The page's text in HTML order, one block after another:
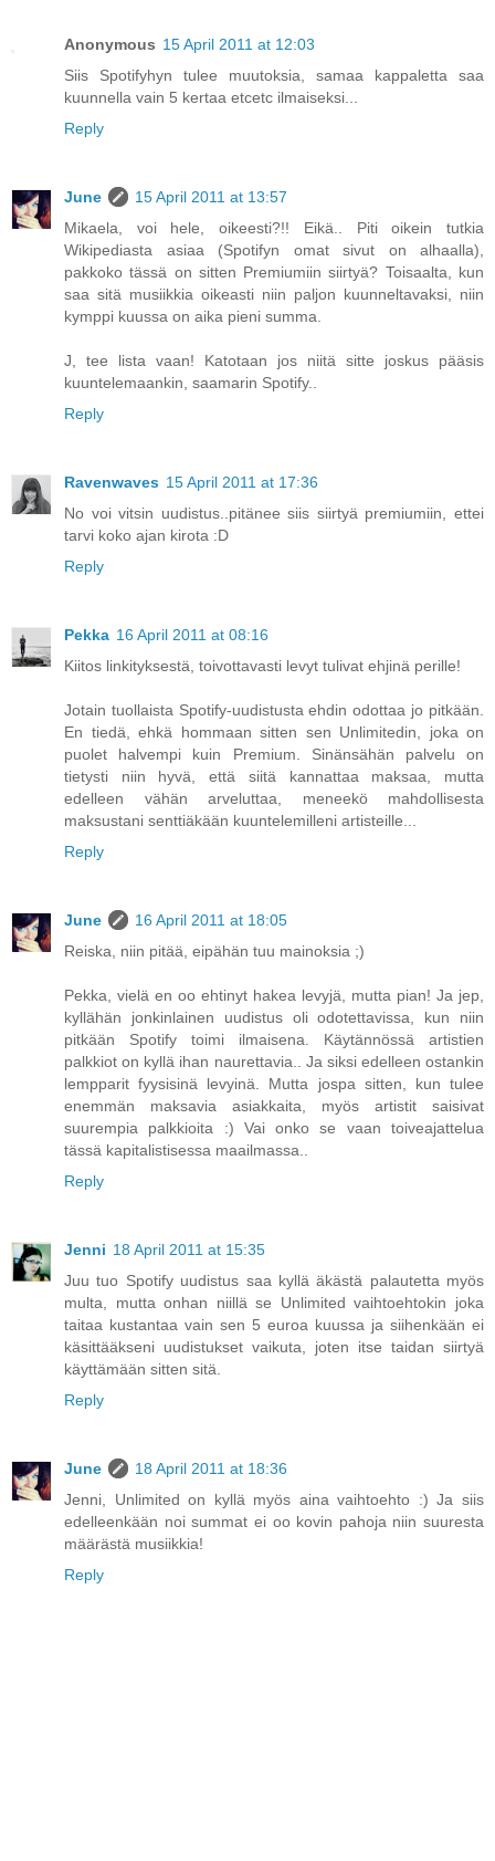
Anonymous 15 April 2011 at 12:03
Siis Spotifyhyn tulee muutoksia, samaa kappaletta saa
kuunnella vain 5 kertaa etcetc ilmaiseksi...
Reply
June
15 April 2011 at 13:57
Mikaela, voi hele, oikeesti?!! Eikä.. Piti oikein tutkia
Wikipediasta asiaa (Spotifyn omat sivut on alhaalla),
pakkoko tässä on sitten Premiumiin siirtyä? Toisaalta, kun
saa sitä musiikkia oikeasti niin paljon kuunneltavaksi, niin
kymppi kuussa on aika pieni summa.
J, tee lista vaan! Katotaan jos niitä sitte joskus pääsis
kuuntelemaankin, saamarin Spotify..
Reply
Ravenwaves 15 April 2011 at 17:36
No voi vitsin uudistus..pitänee siis siirtyä premiumiin, ettei
tarvi koko ajan kirota :D
Reply
Pekka 16 April 2011 at 08:16
Kiitos linkityksestä, toivottavasti levyt tulivat ehjinä perille!
Jotain tuollaista Spotify-uudistusta ehdin odottaa jo pitkään.
En tiedä, ehkä hommaan sitten sen Unlimitedin, joka on
puolet halvempi kuin Premium. Sinänsähän palvelu on
tietysti niin hyvä, että siitä kannattaa maksaa, mutta
edelleen vähän arveluttaa, meneekö mahdollisesta
maksustani senttiäkään kuuntelemilleni artisteille...
Reply
June
16 April 2011 at 18:05
Reiska, niin pitää, eipähän tuu mainoksia ;)
Pekka, vielä en oo ehtinyt hakea levyjä, mutta pian! Ja jep,
kyllähän jonkinlainen uudistus oli odotettavissa, kun niin
pitkään Spotify toimi ilmaisena. Käytännössä artistien
palkkiot on kyllä ihan naurettavia.. Ja siksi edelleen ostankin
lempparit fyysisinä levyinä. Mutta jospa sitten, kun tulee
enemmän maksavia asiakkaita, myös artistit saisivat
suurempia palkkioita :) Vai onko se vaan toiveajattelua
tässä kapitalistisessa maailmassa..
Reply
Jenni 18 April 2011 at 15:35
Juu tuo Spotify uudistus saa kyllä äkästä palautetta myös
multa, mutta onhan niillä se Unlimited vaihtoehtokin joka
taitaa kustantaa vain sen 5 euroa kuussa ja siihenkään ei
käsittääkseni uudistukset vaikuta, joten itse taidan siirtyä
käyttämään sitten sitä.
Reply
June
18 April 2011 at 18:36
Jenni, Unlimited on kyllä myös aina vaihtoehto :) Ja siis
edelleenkään noi summat ei oo kovin pahoja niin suuresta
määrästä musiikkia!
Reply